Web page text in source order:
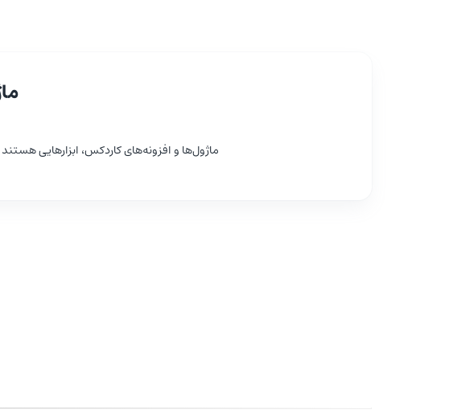
ماژول‌ها و افزونه‌های کاردکس، ابزارهایی